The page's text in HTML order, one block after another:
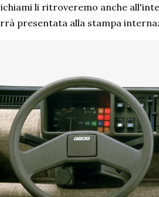
li ritroveremo anche
presentata alla stampa